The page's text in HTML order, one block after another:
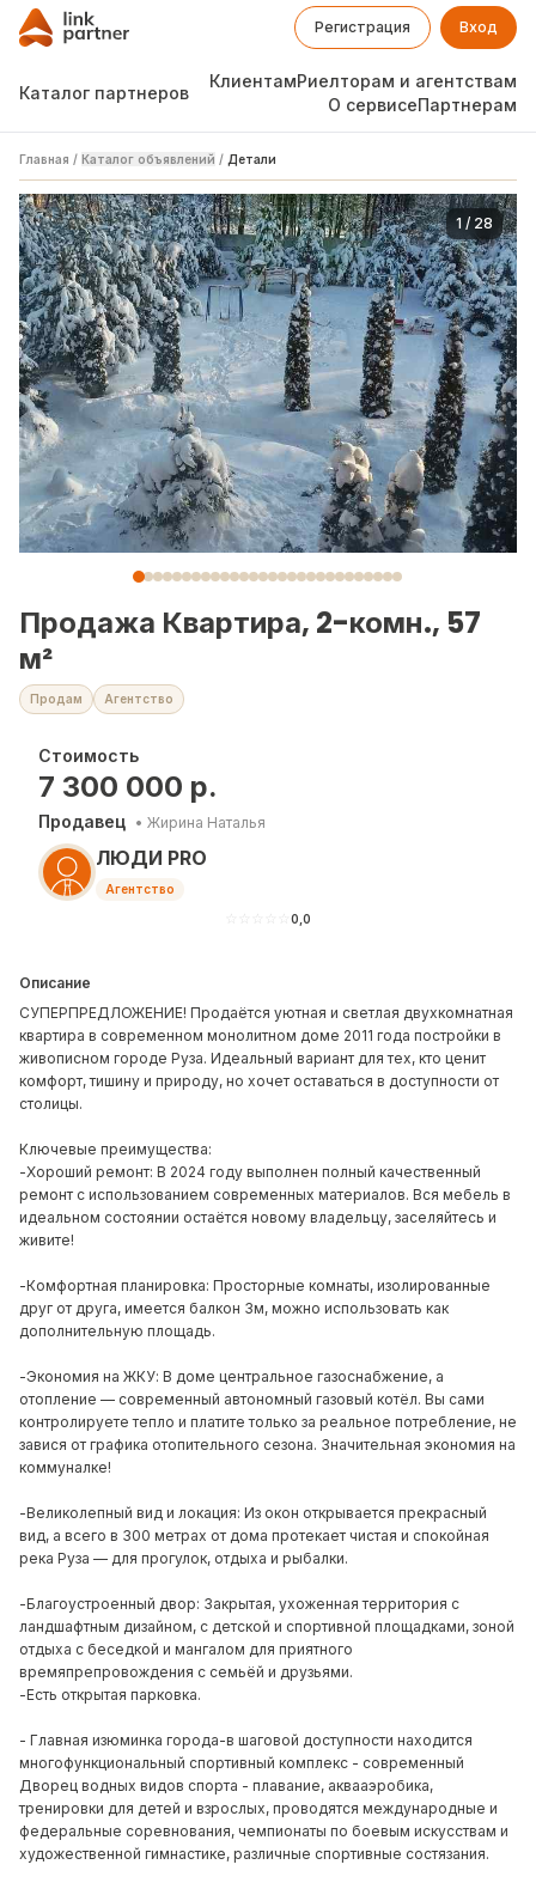
Регистрация Вход
Каталог партнеров
КлиентамРиелторам и агентствам
О сервисеПартнерам
Главная / Каталог объявлений / Детали
1 / 28
Продажа Квартира, 2-комн., 57
м²
Продам Агентство
Стоимость
7 300 000 р.
Продавец • Жирина Наталья
ЛЮДИ PRO
Агентство
0,0
Описание
СУПЕРПРЕДЛОЖЕНИЕ! Продаётся уютная и светлая двухкомнатная
квартира в современном монолитном доме 2011 года постройки в
живописном городе Руза. Идеальный вариант для тех, кто ценит
комфорт, тишину и природу, но хочет оставаться в доступности от
столицы.
Ключевые преимущества:
-Хороший ремонт: В 2024 году выполнен полный качественный
ремонт с использованием современных материалов. Вся мебель в
идеальном состоянии остаётся новому владельцу, заселяйтесь и
живите!
-Комфортная планировка: Просторные комнаты, изолированные
друг от друга, имеется балкон 3м, можно использовать как
дополнительную площадь.
-Экономия на ЖКУ: В доме центральное газоснабжение, а
отопление — современный автономный газовый котёл. Вы сами
контролируете тепло и платите только за реальное потребление, не
завися от графика отопительного сезона. Значительная экономия на
коммуналке!
-Великолепный вид и локация: Из окон открывается прекрасный
вид, а всего в 300 метрах от дома протекает чистая и спокойная
река Руза — для прогулок, отдыха и рыбалки.
-Благоустроенный двор: Закрытая, ухоженная территория с
ландшафтным дизайном, с детской и спортивной площадками, зоной
отдыха с беседкой и мангалом для приятного
времяпрепровождения с семьёй и друзьями.
-Есть открытая парковка.
- Главная изюминка города-в шаговой доступности находится
многофункциональный спортивный комплекс - современный
Дворец водных видов спорта - плавание, аквааэробика,
тренировки для детей и взрослых, проводятся международные и
федеральные соревнования, чемпионаты по боевым искусствам и
художественной гимнастике, различные спортивные состязания.